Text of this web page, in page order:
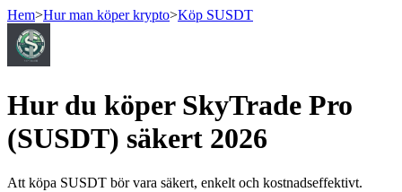
Hem>Hur man köper krypto>Köp SUSDT
Hur du köper SkyTrade Pro
(SUSDT) säkert 2026
Att köpa SUSDT bör vara säkert, enkelt och kostnadseffektivt.